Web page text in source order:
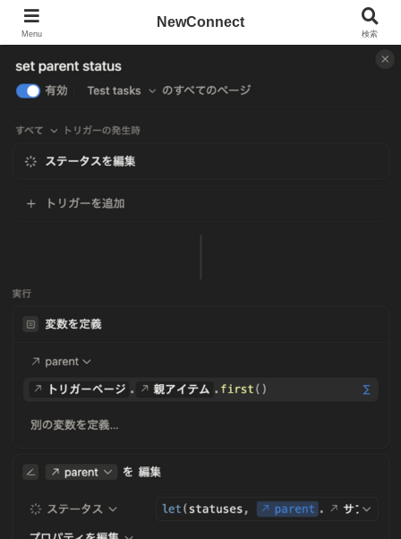
Menu
NewConnect
検索